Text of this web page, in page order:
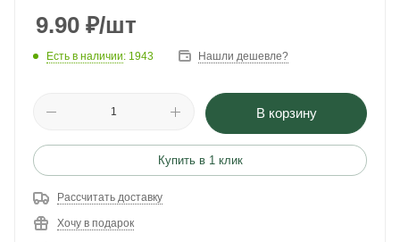
9.90 ₽/шт
Есть в наличии: 1943 Нашли дешевле?
В корзину
Купить в 1 клик
Рассчитать доставку
Хочу в подарок